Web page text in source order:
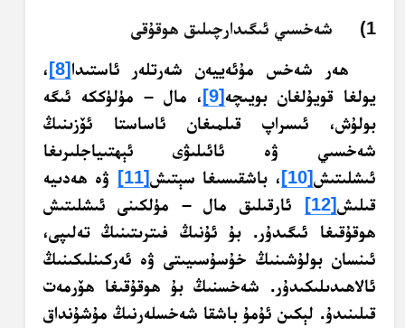
1) شەخسىي ئىگىدارچىلىق ھوقۇقى
ھەر شەخس مۇئەييەن شەرتلەر ئاستىدا [8]
،
يولغا قويۇلغان بويىچە [9]
، مال – مۈلۈككە ئىگە
بولۇش، ئىسراپ قىلمىغان ئاساستا ئۆزىنىڭ
شەخسىي ۋە ئائىلىۋى ئېھتىياجلىرىغا
ئىشلىتىش[10] ، باشقىسىغا سېتىش[11]
ۋە ھەدىيە
قىلىش[12]
ئارقىلىق مال – مۈلكىنى ئىشلىتىش
ھوقۇقىغا ئىگىدۇر. بۇ ئۇنىڭ فىترىتىنىڭ تەلىپى،
ئىنسان بولۇشىنىڭ خۇسۇسىيىتى ۋە ئەركىنلىكىنىڭ
ئالاھىدىلىكىدۇر. شەخسنىڭ بۇ ھوقۇقىغا ھۆرمەت
قىلىنىدۇ. لېكىن ئۇمۇ باشقا شەخسلەرنىڭ مۇشۇنداق